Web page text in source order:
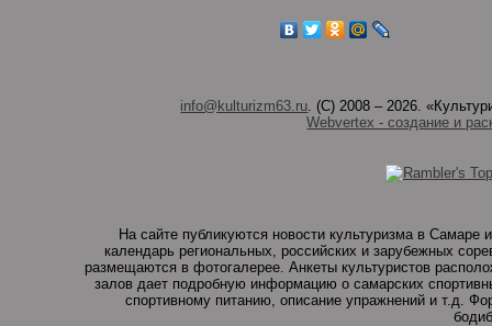
info@kulturizm63.ru . (C) 2008 – 2026.
Webvertex - создание и
На сайте публикуются новости культуризма в
календарь региональных, российских и зарубежных
размещаются в фотогалерее. Анкеты культуристов
залов дает подробную информацию о самарских
спортивному питанию, описание упражнений и т.д.